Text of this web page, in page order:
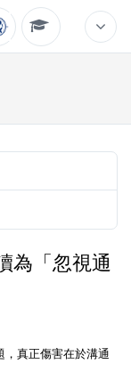
為「忽視通
真正傷害在於溝通